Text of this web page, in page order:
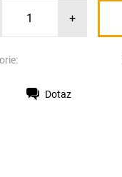
+
Dotaz